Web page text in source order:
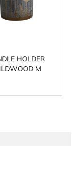
HOLDER
M